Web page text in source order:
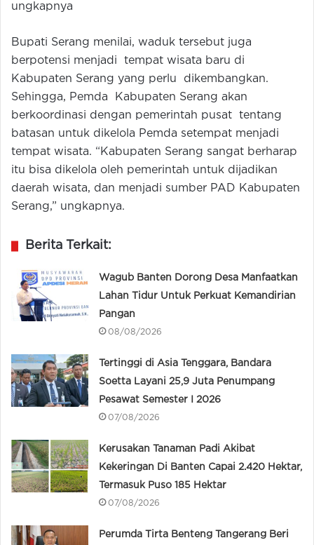
ungkapnya
Bupati Serang menilai, waduk tersebut juga
berpotensi menjadi tempat wisata baru di
Kabupaten Serang yang perlu dikembangkan.
Sehingga, Pemda Kabupaten Serang akan
berkoordinasi dengan pemerintah pusat tentang
batasan untuk dikelola Pemda setempat menjadi
tempat wisata. “Kabupaten Serang sangat berharap
itu bisa dikelola oleh pemerintah untuk dijadikan
daerah wisata, dan menjadi sumber PAD Kabupaten
Serang,” ungkapnya.
Berita Terkait:
Wagub Banten Dorong Desa Manfaatkan
Lahan Tidur Untuk Perkuat Kemandirian
Pangan
08/08/2026
Tertinggi di Asia Tenggara, Bandara
Soetta Layani 25,9 Juta Penumpang
Pesawat Semester I 2026
07/08/2026
Kerusakan Tanaman Padi Akibat
Kekeringan Di Banten Capai 2.420 Hektar,
Termasuk Puso 185 Hektar
07/08/2026
Perumda Tirta Benteng Tangerang Beri